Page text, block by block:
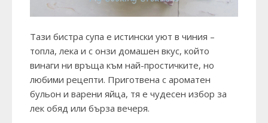
Тази бистра супа е истински уют в чиния –
топла, лека и с онзи домашен вкус, който
винаги ни връща към най-простичките, но
любими рецепти. Приготвена с ароматен
бульон и варени яйца, тя е чудесен избор за
лек обяд или бърза вечеря.